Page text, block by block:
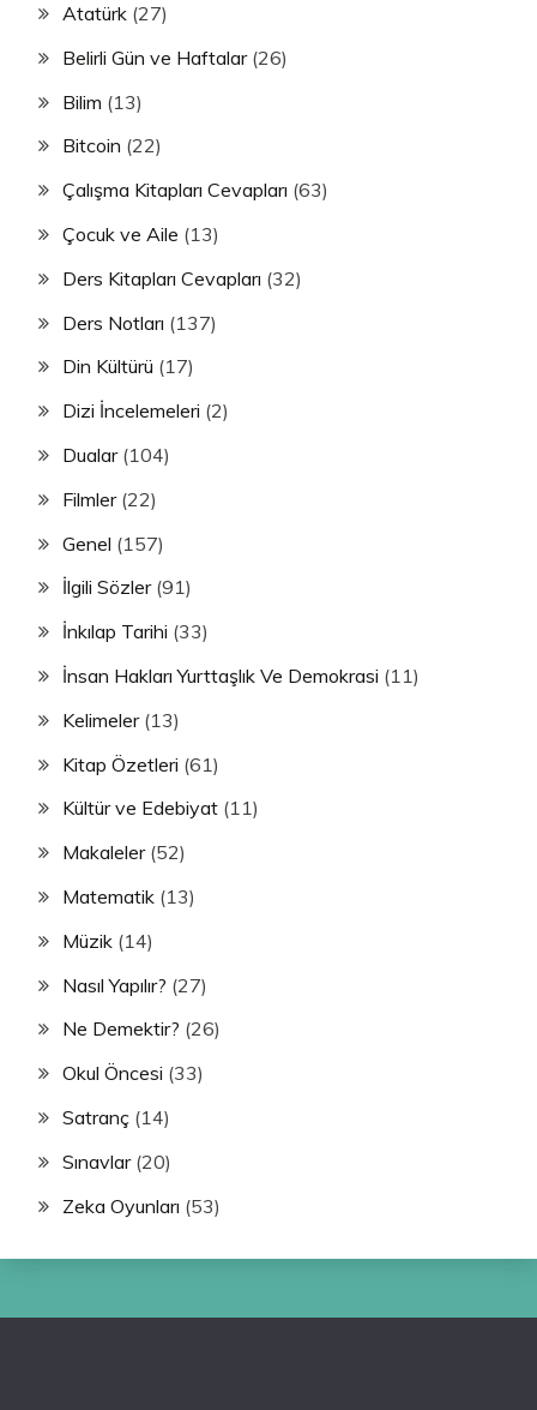
Atatürk (27)
Belirli Gün ve Haftalar(26)
Bilim (13)
Bitcoin (22)
Çalışma Kitapları Cevapları (63)
Çocuk ve Aile (13)
Ders Kitapları Cevapları (32)
Ders Notları (137)
Din Kültürü (17)
Dizi İncelemeleri (2)
Dualar(104)
Filmler(22)
Genel (157)
İlgili Sözler(91)
İnkılap Tarihi (33)
İnsan Hakları Yurttaşlık Ve Demokrasi (11)
Kelimeler(13)
Kitap Özetleri (61)
Kültür ve Edebiyat (11)
Makaleler(52)
Matematik (13)
Müzik (14)
Nasıl Yapılır? (27)
Ne Demektir? (26)
Okul Öncesi (33)
Satranç (14)
Sınavlar(20)
Zeka Oyunları (53)